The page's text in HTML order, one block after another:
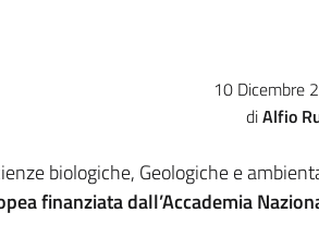
10 Dicembre
Alfio
biologiche, Geologiche e
finanziata dall’Accademia